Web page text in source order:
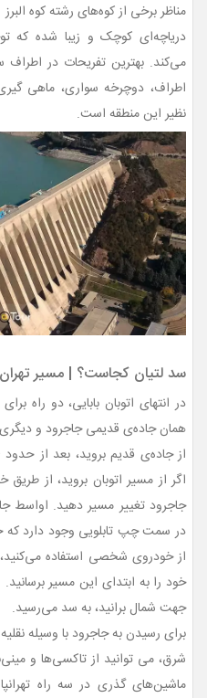
مناظر برخی از کوه‌های رشته کوه
دریاچه‌ای کوچک و زیبا شده که
می‌کند. بهترین تفریحات در اطراف
اطراف، دوچرخه سواری، ماهی
نظیر این منطقه است.
سد لتیان کجاست؟ | مسیر
در انتهای اتوبان بابایی، دو راه
همان جاده‌ی قدیمی جاجرود و
اگر از مسیر اتوبان بروید، از
جاجرود تغییر مسیر دهید. اواسط
در سمت چپ تابلویی وجود دارد
جهت شمال برانید، به سد می‌رسید.
برای رسیدن به جاجرود با وسیله
شرق، می توانید از تاکسی‌ها و
ماشین‌های گذری در سه راه